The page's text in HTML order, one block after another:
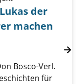
Knopf und Lukas
der
machen
Bosco-Verl.
für